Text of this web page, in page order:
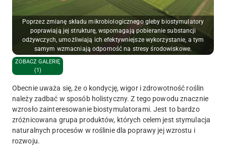
Poprzez zmianę składu mikrobiologicznego gleby biostymulatory
poprawiają jej strukturę, wspomagają pobieranie substancji
odżywczych, umożliwiają ich efektywniejsze wykorzystanie, a tym
samym wzmacniają odporność na stresy środowiskowe.
ZOBACZ GALERIĘ
(1)
Obecnie uważa się, że o kondycję, wigor i zdrowotność roślin
należy zadbać w sposób holistyczny. Z tego powodu znacznie
wzrosło zainteresowanie biostymulatorami. Jest to bardzo
zróżnicowana grupa produktów, których celem jest stymulacja
naturalnych procesów w roślinie dla poprawy jej wzrostu i
rozwoju.